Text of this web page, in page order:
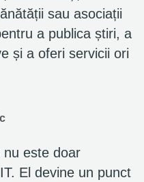
sau asociații
a publica știri, a
și a oferi servicii ori
este doar
El devine un punct